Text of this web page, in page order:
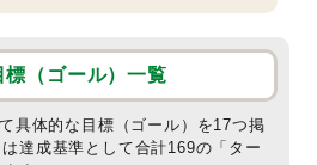
（ゴール）一覧
具体的な目標（ゴール）を17つ掲
達成基準として合計169の「ター